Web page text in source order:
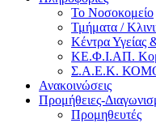
Το Νοσοκομείο
Τμήματα /
Κέντρα Υγείας
ΚΕ.Φ.Ι.ΑΠ.
Σ.Α.Ε.Κ.
Ανακοινώσεις
Προμήθειες-
Προμηθευτές